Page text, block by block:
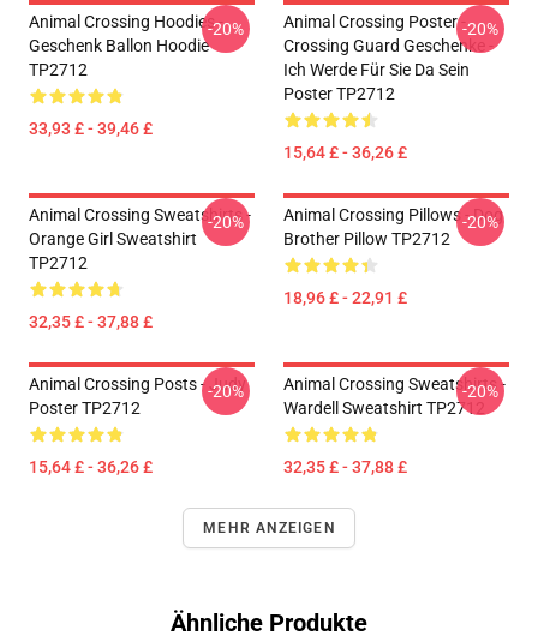
Animal Crossing Hoodies -
Geschenk Ballon Hoodie
TP2712
33,93 £ - 39,46 £
-20%
Animal Crossing Poster -
Crossing Guard Geschenke -
Ich Werde Für Sie Da Sein
Poster TP2712
15,64 £ - 36,26 £
-20%
Animal Crossing Sweatshirts -
Orange Girl Sweatshirt
TP2712
32,35 £ - 37,88 £
-20%
Animal Crossing Pillows - Dog
Brother Pillow TP2712
18,96 £ - 22,91 £
-20%
Animal Crossing Posts - Judy
Poster TP2712
15,64 £ - 36,26 £
-20%
Animal Crossing Sweatshirts -
Wardell Sweatshirt TP2712
32,35 £ - 37,88 £
-20%
MEHR ANZEIGEN
Ähnliche Produkte